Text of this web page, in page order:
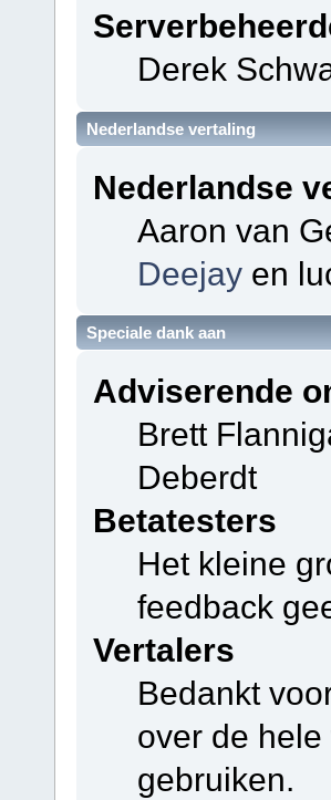
Derek
Nederlandse vertaling
Nederlandse
Aaron van
Deejayen
Speciale dank aan
Adviserende
Brett
Deberdt
Betatesters
Het kleine
feedback
Vertalers
Bedankt
over de
gebruiken.